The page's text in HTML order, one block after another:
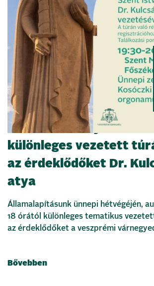
Szent István nyomában –
különleges vezetett
az érdeklődőket Dr.
atya
Államalapításunk ünnepi hétvégéjén,
18 órától különleges tematikus
az érdeklődőket a veszprémi
Bővebben